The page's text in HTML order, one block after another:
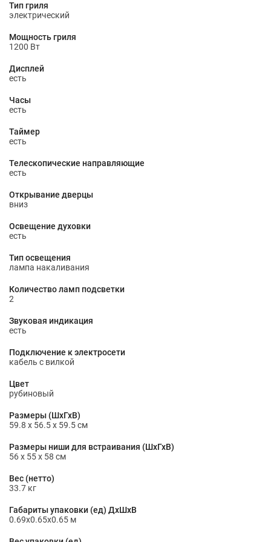
Тип гриля
электрический
Мощность гриля
1200 Вт
Дисплей
есть
Часы
есть
Таймер
есть
Телескопические направляющие
есть
Открывание дверцы
вниз
Освещение духовки
есть
Тип освещения
лампа накаливания
Количество ламп подсветки
2
Звуковая индикация
есть
Подключение к электросети
кабель с вилкой
Цвет
рубиновый
Размеры (ШхГхВ)
59.8 х 56.5 х 59.5 см
Размеры ниши для встраивания (ШхГхВ)
56 x 55 x 58 см
Вес (нетто)
33.7 кг
Габариты упаковки (ед) ДхШхВ
0.69x0.65x0.65 м